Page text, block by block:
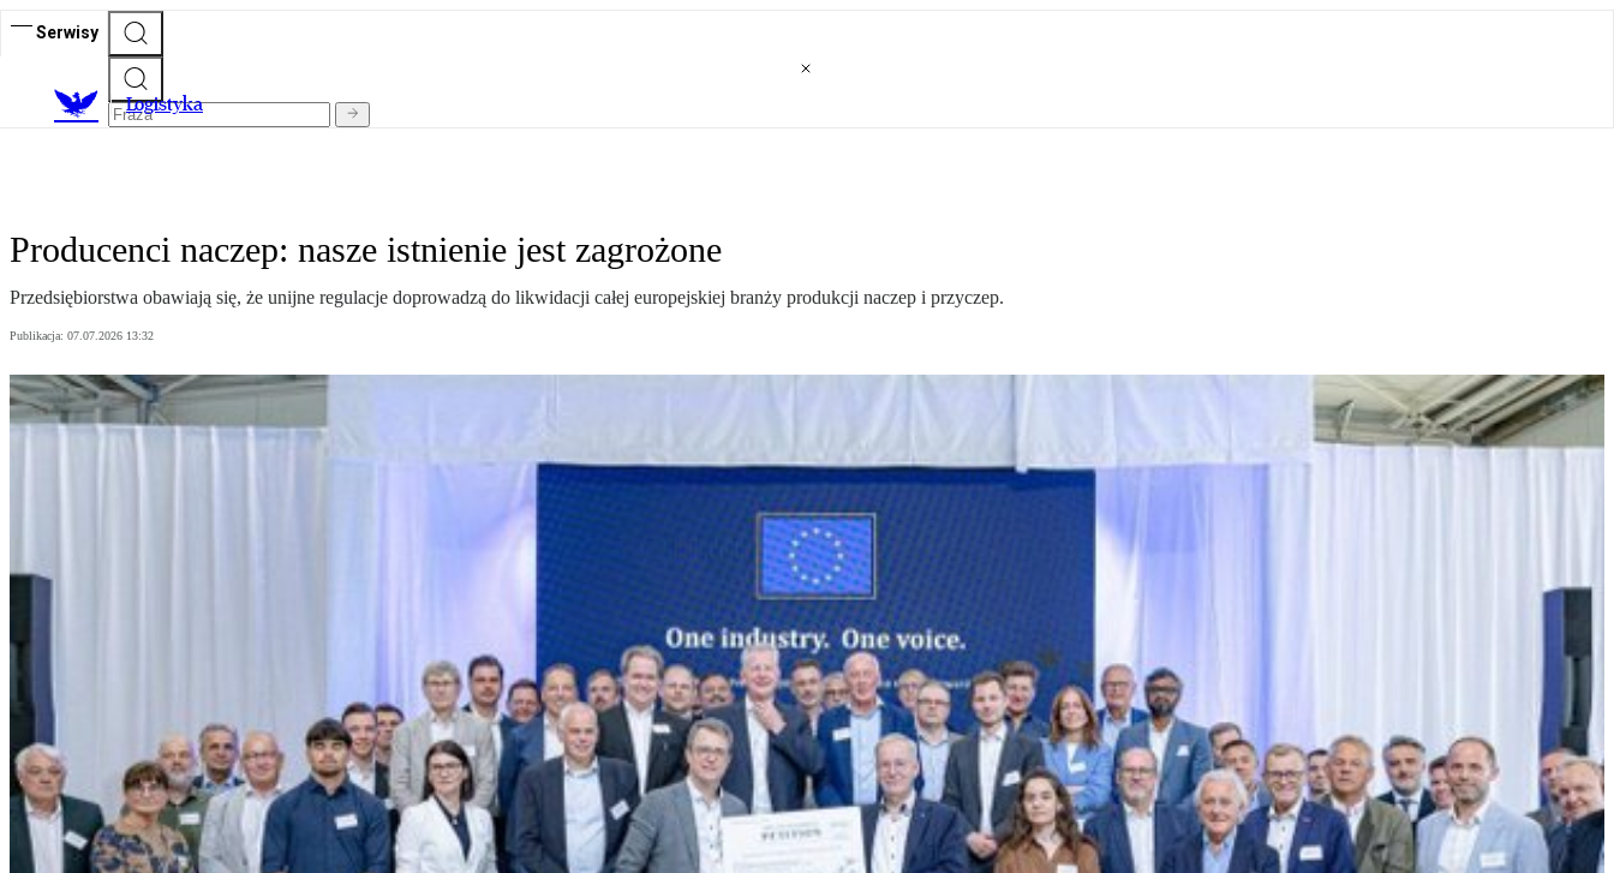
Serwisy
Logistyka
Producenci naczep: nasze istnienie jest zagrożone
Przedsiębiorstwa obawiają się, że unijne regulacje doprowadzą do likwidacji całej europejskiej branży produkcji naczep i przyczep.
Publikacja: 07.07.2026 13:32